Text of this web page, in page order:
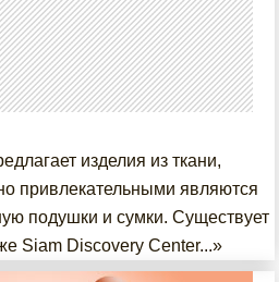
изделия из ткани,
привлекательными являются
подушки и сумки. Существует
Siam Discovery Center...»